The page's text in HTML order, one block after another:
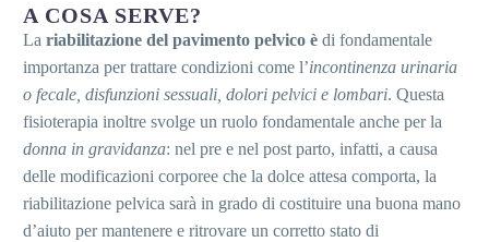
A COSA SERVE?
La riabilitazione del pavimento pelvico è di fondamentale
importanza per trattare condizioni come l’incontinenza urinaria
o fecale, disfunzioni sessuali, dolori pelvici e lombari. Questa
fisioterapia inoltre svolge un ruolo fondamentale anche per la
donna in gravidanza: nel pre e nel post parto, infatti, a causa
delle modificazioni corporee che la dolce attesa comporta, la
riabilitazione pelvica sarà in grado di costituire una buona mano
d’aiuto per mantenere e ritrovare un corretto stato di